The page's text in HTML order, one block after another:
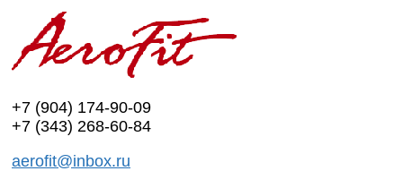
+7 (904) 174-90-09
+7 (343) 268-60-84
aerofit@inbox.ru